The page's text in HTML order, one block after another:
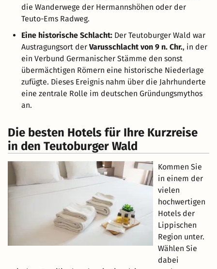
die Wanderwege der Hermannshöhen oder der
Teuto-Ems Radweg.
Eine historische Schlacht: Der Teutoburger Wald war
Austragungsort der Varusschlacht von 9 n. Chr., in der
ein Verbund Germanischer Stämme den sonst
übermächtigen Römern eine historische Niederlage
zufügte. Dieses Ereignis nahm über die Jahrhunderte
eine zentrale Rolle im deutschen Gründungsmythos
an.
Die besten Hotels für Ihre Kurzreise
in den Teutoburger Wald
Kommen Sie
in einem der
vielen
hochwertigen
Hotels der
Lippischen
Region unter.
Wählen Sie
dabei